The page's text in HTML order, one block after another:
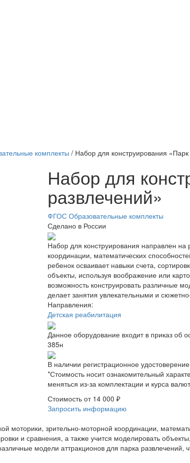
комплекты / Набор для конструирования
Набор для
развлечений»
ФГОС Образовательные комплекты
Сделано в России
Набор для конструирования направлен на
координации, математических
ребенок осваивает навыки счета,
объекты, используя воображение или
возможность конструировать различные
делает занятия увлекательными и
Направления:
Детская реабилитация
Данное оборудование входит в приказ об
385н
В наличии регистрационное удостоверение
*Стоимость носит ознакомительный
меняться из-за комплектации и курса валют
Стоимость от 14 000 ₽
Запросить информацию
моторики, зрительно-моторной координации,
и сравнения, а также учится моделировать
модели аттракционов для парка развлечений,